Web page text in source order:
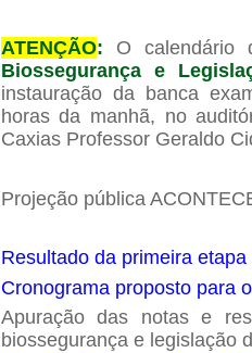
ATENÇÃO: O calendário
Biossegurança e
instauração da banca
horas da manhã, no
Caxias Professor Geraldo
Projeção pública
Resultado da primeira
Cronograma proposto para
Apuração das notas e
biossegurança e legislação